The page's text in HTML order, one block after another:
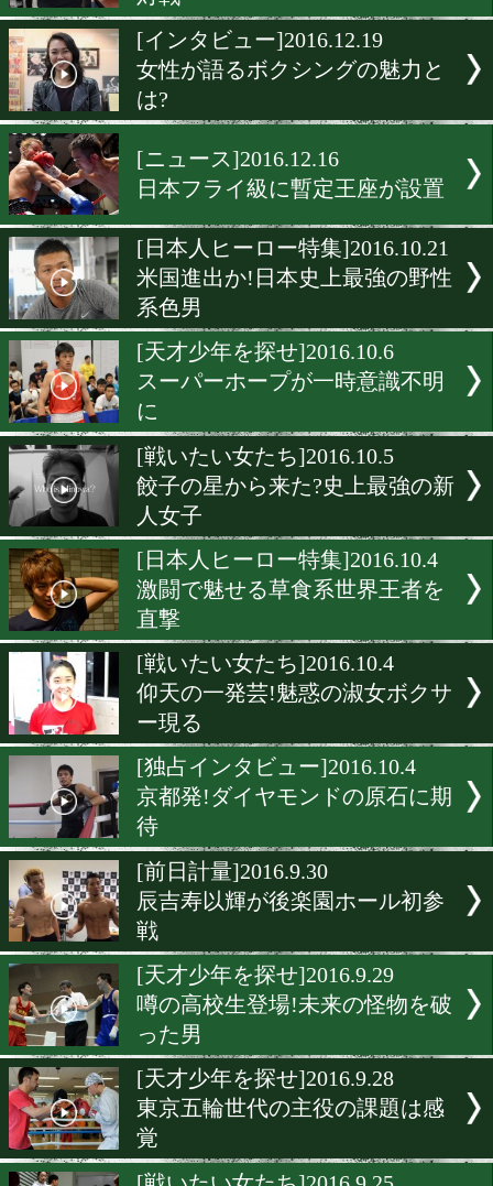
リン
[勝利へのこだわり
世界一のスピードを動画で
[インタビュー]2017.1.12
15連続KO日本記録挑戦に
対戦
[インタビュー]2016.12.19
女性が語るボクシングの魅
は?
[ニュース]2016.12.16
日本フライ級に暫定王座が
[日本人ヒーロー特集
米国進出か!日本史上最強
系色男
[天才少年を探せ]2016.10.6
スーパーホープが一時意識
に
[戦いたい女たち]2016.10.5
餃子の星から来た?史上最
人女子
激闘で魅せる草食系世界王
直撃
[戦いたい女たち]2016.10.4
仰天の一発芸!魅惑の淑女